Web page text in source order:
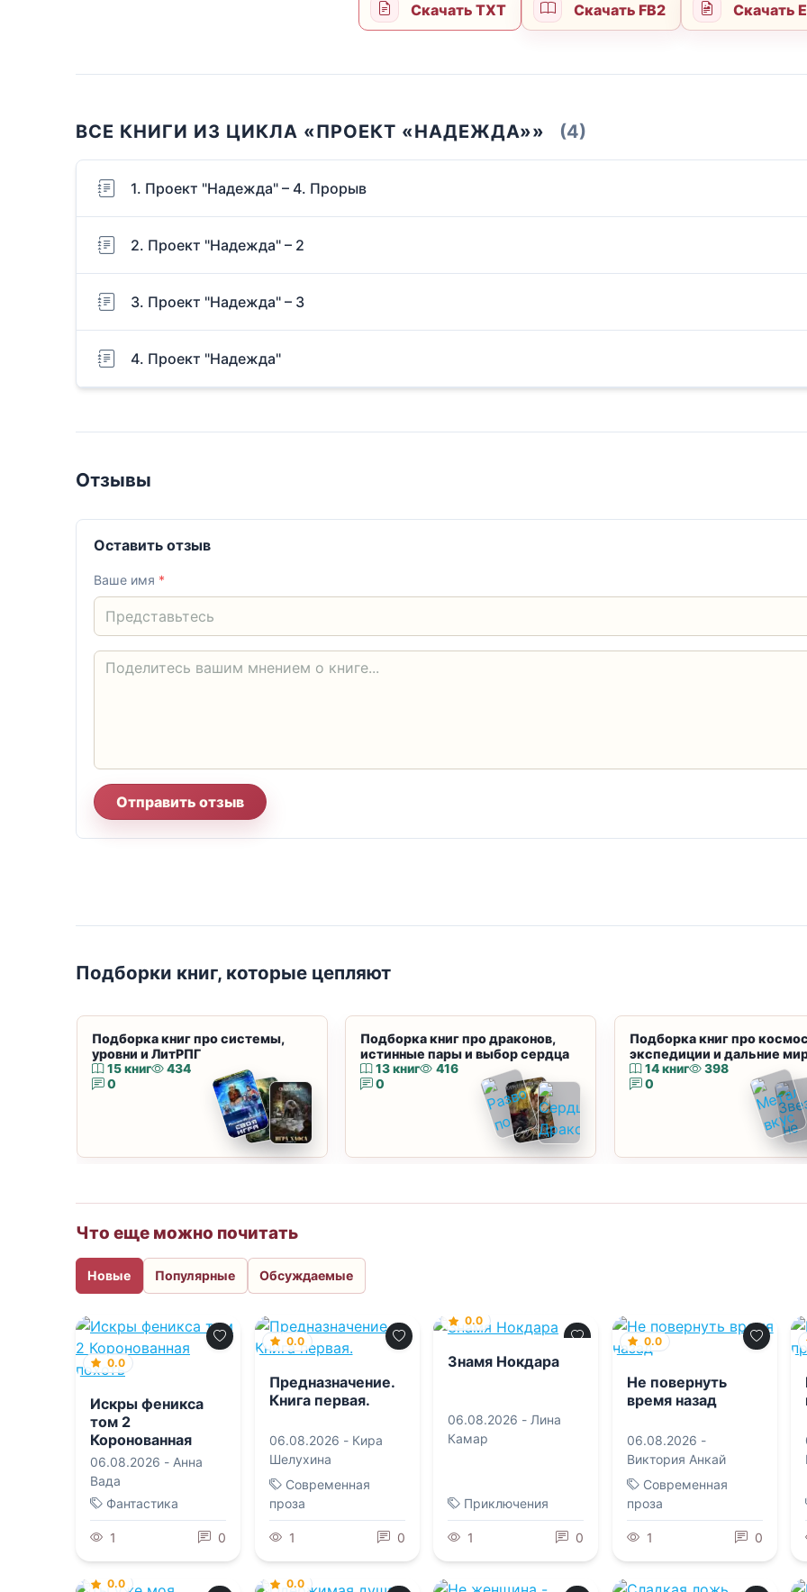
Скачать TXT Скачать FB2 Скачать
ВСЕ КНИГИ ИЗ ЦИКЛА «ПРОЕКТ «НАДЕЖДА»» (4)
1. Проект "Надежда" – 4. Прорыв
2. Проект "Надежда" – 2
3. Проект "Надежда" – 3
4. Проект "Надежда"
Отзывы
Оставить отзыв
Ваше имя *
Отправить отзыв
Подборки книг, которые цепляют
Подборка книг про системы,
уровни и ЛитРПГ
15 книг
434
0
Подборка книг про драконов,
истинные пары и выбор сердца
13 книг
416
0
Подборка книг про
экспедиции и дальние
14 книг
398
0
Что еще можно почитать
Новые Популярные Обсуждаемые
0.0
Искры феникса
том 2
Коронованная
похоть
06.08.2026 - Анна
Вада
Фантастика
1 0
0.0
Предназначение.
Книга первая.
06.08.2026 - Кира
Шелухина
Современная
проза
1 0
0.0
Знамя Нокдара
06.08.2026 - Лина
Камар
Приключения
1 0
0.0
Не повернуть
время назад
06.08.2026 -
Виктория Анкай
Современная
проза
1 0
0.0 0.0